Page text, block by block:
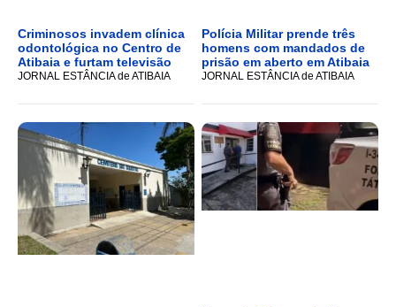
Criminosos invadem clínica
odontológica no Centro de
Atibaia e furtam televisão
JORNAL ESTÂNCIA de ATIBAIA
Polícia Militar prende três
homens com mandados de
prisão em aberto em Atibaia
JORNAL ESTÂNCIA de ATIBAIA